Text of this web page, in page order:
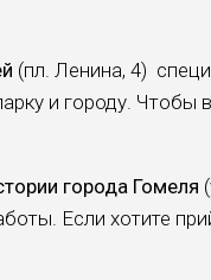
(пл. Ленина, 4)
и городу. Чтобы
города Гомеля
Если хотите